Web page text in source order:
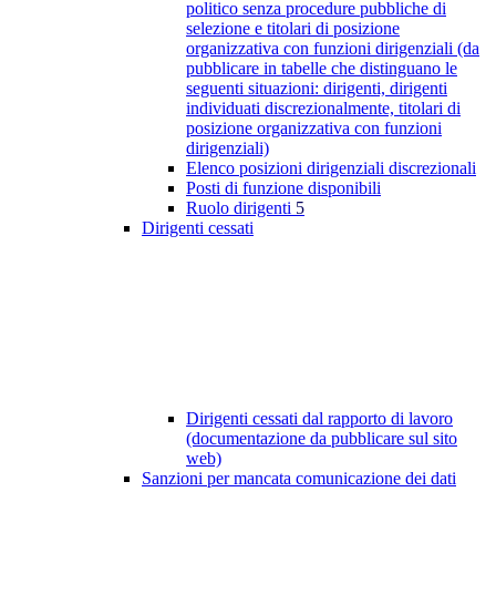
politico senza procedure pubbliche di
selezione e titolari di posizione
organizzativa con funzioni dirigenziali (da
pubblicare in tabelle che distinguano le
seguenti situazioni: dirigenti, dirigenti
individuati discrezionalmente, titolari di
posizione organizzativa con funzioni
dirigenziali)
Elenco posizioni dirigenziali discrezionali
Posti di funzione disponibili
Ruolo dirigenti 5
Dirigenti cessati
Dirigenti cessati dal rapporto di lavoro
(documentazione da pubblicare sul sito
web)
Sanzioni per mancata comunicazione dei dati